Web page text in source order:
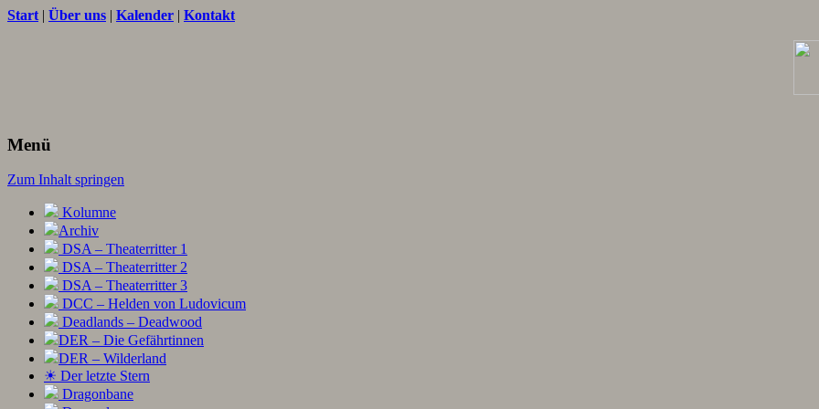
Start | Über uns | Kalender | Kontakt
Menü
Zum Inhalt springen
Kolumne
Archiv
DSA – Theaterritter 1
DSA – Theaterritter 2
DSA – Theaterritter 3
DCC – Helden von Ludovicum
Deadlands – Deadwood
DER – Die Gefährtinnen
DER – Wilderland
☀ Der letzte Stern
Dragonbane